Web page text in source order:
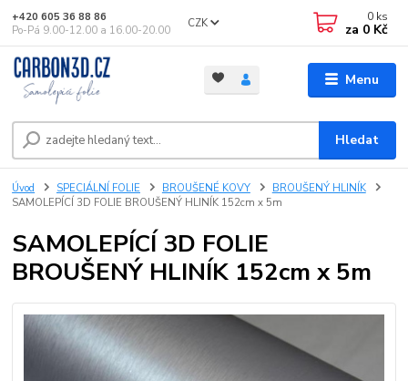
Menu
CZK
Hledat
+420 605 36 88 86
Po-Pá 9.00-12.00 a 16.00-20.00
0 ks
za 0 Kč
Úvod SPECIÁLNÍ FOLIE BROUŠENÉ KOVY
BROUŠENÝ HLINÍK
SAMOLEPÍCÍ 3D FOLIE BROUŠENÝ HLINÍK 152cm x 5m
SAMOLEPÍCÍ 3D FOLIE
BROUŠENÝ HLINÍK 152cm x 5m